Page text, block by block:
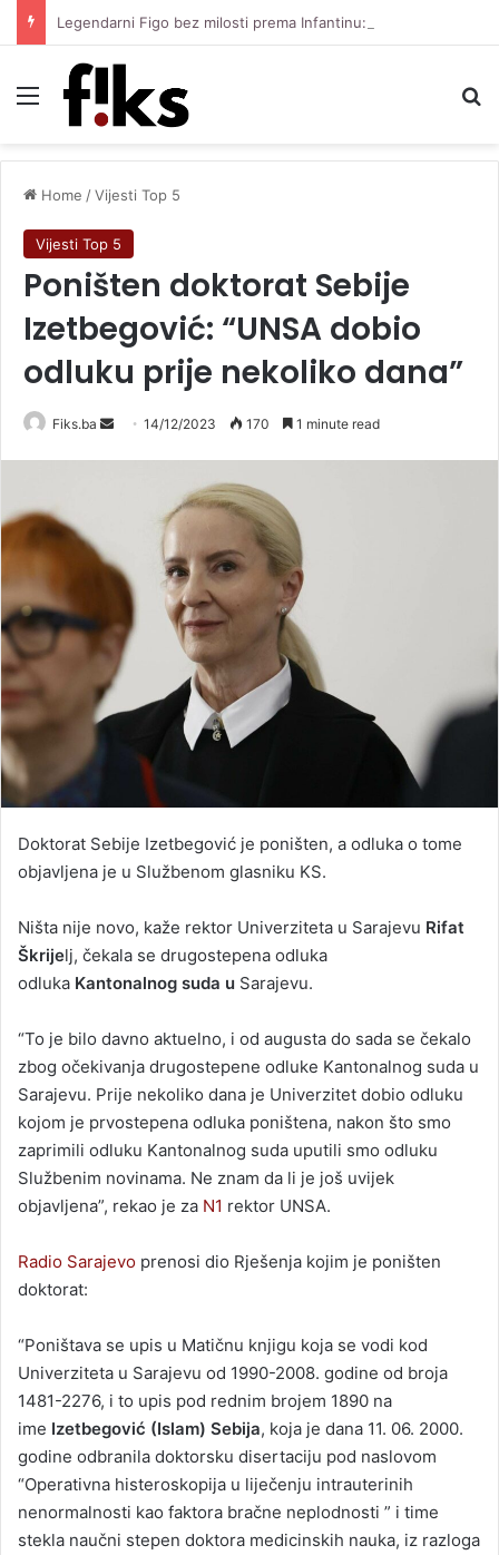
Menu
Home /Vijesti Top 5
Vijesti Top 5
Poništen doktorat Sebije
Izetbegović: “UNSA dobio
odluku prije nekoliko dana”
Fiks.ba
Send14/12/2023 170 1 minute read
Doktorat Sebije Izetbegović je poništen, a odluka o tome
objavljena je u Službenom glasniku KS.
Ništa nije novo, kaže rektor Univerziteta u Sarajevu Rifat
Škrijelj, čekala se drugostepena odluka
odluka Kantonalnog suda u Sarajevu.
“To je bilo davno aktuelno, i od augusta do sada se čekalo
zbog očekivanja drugostepene odluke Kantonalnog suda u
Sarajevu. Prije nekoliko dana je Univerzitet dobio odluku
kojom je prvostepena odluka poništena, nakon što smo
zaprimili odluku Kantonalnog suda uputili smo odluku
Službenim novinama. Ne znam da li je još uvijek
objavljena”, rekao je za N1 rektor UNSA.
Radio Sarajevo prenosi dio Rješenja kojim je poništen
doktorat:
“Poništava se upis u Matičnu knjigu koja se vodi kod
Univerziteta u Sarajevu od 1990-2008. godine od broja
1481-2276, i to upis pod rednim brojem 1890 na
ime Izetbegović (Islam) Sebija, koja je dana 11. 06. 2000.
godine odbranila doktorsku disertaciju pod naslovom
“Operativna histeroskopija u liječenju intrauterinih
nenormalnosti kao faktora bračne neplodnosti ” i time
stekla naučni stepen doktora medicinskih nauka, iz razloga